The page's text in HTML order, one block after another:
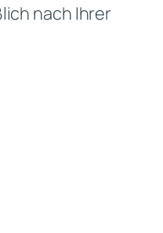
nach Ihrer